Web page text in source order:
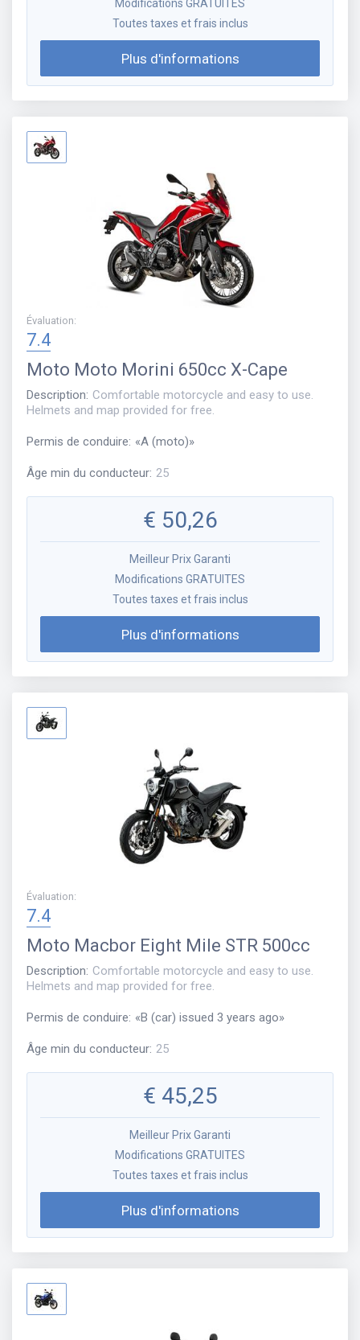
Modifications GRATUITES
Toutes taxes et frais inclus
Plus d'informations
Évaluation:
7.4
Moto Moto Morini 650cc X-Cape
Description: Comfortable motorcycle and easy to use.
Helmets and map provided for free.
Permis de conduire: «A (moto)»
Âge min du conducteur: 25
€ 50,26
Meilleur Prix Garanti
Modifications GRATUITES
Toutes taxes et frais inclus
Plus d'informations
Évaluation:
7.4
Moto Macbor Eight Mile STR 500cc
Description: Comfortable motorcycle and easy to use.
Helmets and map provided for free.
Permis de conduire: «B (car) issued 3 years ago»
Âge min du conducteur: 25
€ 45,25
Meilleur Prix Garanti
Modifications GRATUITES
Toutes taxes et frais inclus
Plus d'informations